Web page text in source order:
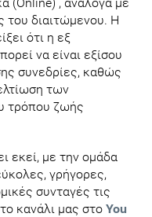
του διαιτώμενου. Η
ότι η εξ
να είναι εξίσου
συνεδρίες, καθώς
των
τρόπου ζωής
εκεί, με την ομάδα
γρήγορες,
συνταγές τις
κανάλι μας στο You